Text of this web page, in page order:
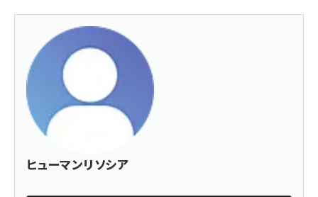
ヒューマンリソシア